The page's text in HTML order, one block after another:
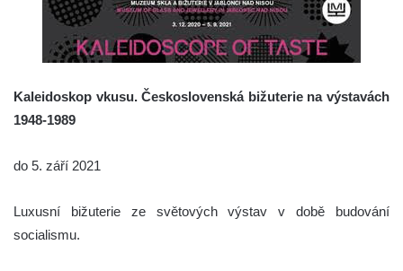
Kaleidoskop vkusu. Československá bižuterie na výstavách
1948-1989
do 5. září 2021
Luxusní bižuterie ze světových výstav v době budování
socialismu.